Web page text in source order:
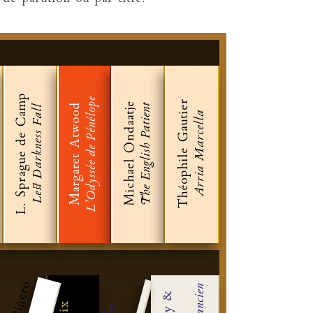
L. Sprague de CampLest Darkness Fall Margaret AtwoodL'Odyssée de Pénélope Michael OndaatjeThe English Patient Théophile GautierArria Marcella
&